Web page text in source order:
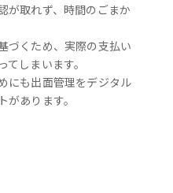
が取れず、時間のごまか
づくため、実際の支払い
しまいます。
にも出面管理をデジタル
あります。